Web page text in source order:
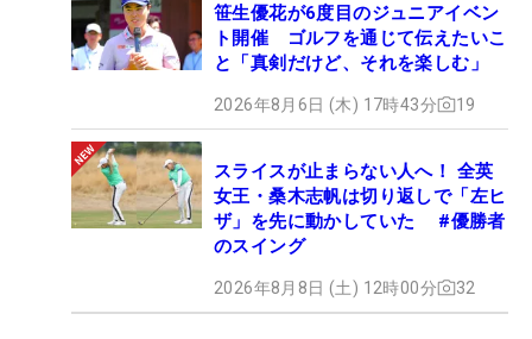
笹生優花が6度目のジュニアイベン
ト開催 ゴルフを通じて伝えたいこ
と「真剣だけど、それを楽しむ」
2026年8月6日 (木) 17時43分 19
スライスが止まらない人へ！ 全英
女王・桑木志帆は切り返しで「左ヒ
ザ」を先に動かしていた #優勝者
のスイング
2026年8月8日 (土) 12時00分 32